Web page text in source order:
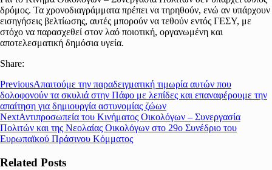
δρόμος. Τα χρονοδιαγράμματα πρέπει να τηρηθούν, ενώ αν υπάρχουν
εισηγήσεις βελτίωσης, αυτές μπορούν να τεθούν εντός ΓΕΣΥ, με
στόχο να παρασχεθεί στον λαό ποιοτική, οργανωμένη και
αποτελεσματική δημόσια υγεία.
Share:
PreviousΑπαιτούμε την παραδειγματική τιμωρία αυτών που
δολοφονούν τα σκυλιά στην Πάφο με λεπίδες και επαναφέρουμε την
απαίτηση για δημιουργία αστυνομίας ζώων
NextΑντιπροσωπεία του Κινήματος Οικολόγων – Συνεργασία
Πολιτών και της Νεολαίας Οικολόγων στο 29ο Συνέδριο του
Ευρωπαϊκού Πράσινου Κόμματος
Related Posts